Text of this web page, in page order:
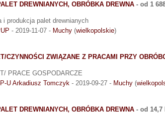
DREWNIANYCH, OBRÓBKA DREWNA - od 1
i produkcja palet drewnianych
- 2019-11-07 - Muchy (wielkopolskie)
CZYNNOŚCI ZWIĄZANE Z PRACAMI PRZY
PRACE GOSPODARCZE
U Arkadiusz Tomczyk - 2019-09-27 - Muchy (
DREWNIANYCH, OBRÓBKA DREWNA - od 14,7